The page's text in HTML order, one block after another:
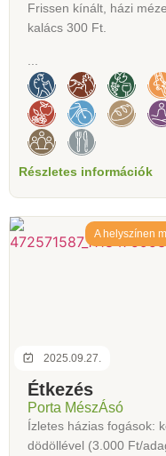
Frissen kínált, házi
kalács 300 Ft.
Részletes információk
2025.09.27.
A helyszínen
Étkezés
Porta MészÁsó
Ízletes házias fogások:
dödöllével (3.000 Ft/